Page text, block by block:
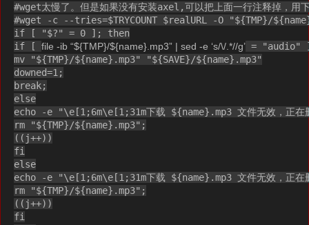
#wget太慢了。但是如果没有安装axel,可以把上面一行注释掉，用
#wget -c --tries=$TRYCOUNT $realURL -O "${TMP}/
if [ "$?" = 0 ]; then
if [file -ib “${TMP}/${name}.mp3” | sed -e ‘s/\/.*//g’ = "audio"
mv "${TMP}/${name}.mp3" "${SAVE}/${name}.mp3"
downed=1;
break;
else
echo -e "\e[1;6m\e[1;31m下载 ${name}.mp3 文件无效，正在
rm "${TMP}/${name}.mp3";
((j++))
fi
else
echo -e "\e[1;6m\e[1;31m下载 ${name}.mp3 文件无效，正在
rm "${TMP}/${name}.mp3";
((j++))
fi